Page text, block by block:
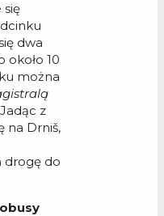
się
dwa
około 10
można
z
na Drniš,
drogę do